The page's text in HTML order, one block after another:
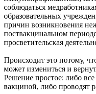
соблюдаться
образовательных
причин возникновения
поствакцинальном
просветительская
Происходит это потому,
может измениться и
Решение простое: либо
вакциной, либо проводят